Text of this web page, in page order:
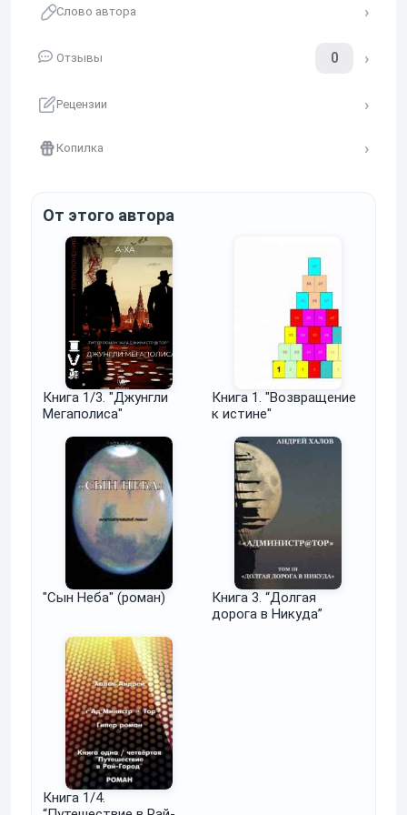
Слово автора
Отзывы 0
Рецензии
Копилка
От этого автора
Книга 1/3. "Джунгли
Мегаполиса"
Книга 1. "Возвращение
к истине"
"Сын Неба" (роман)
Книга 3. “Долгая
дорога в Никуда”
Книга 1/4.